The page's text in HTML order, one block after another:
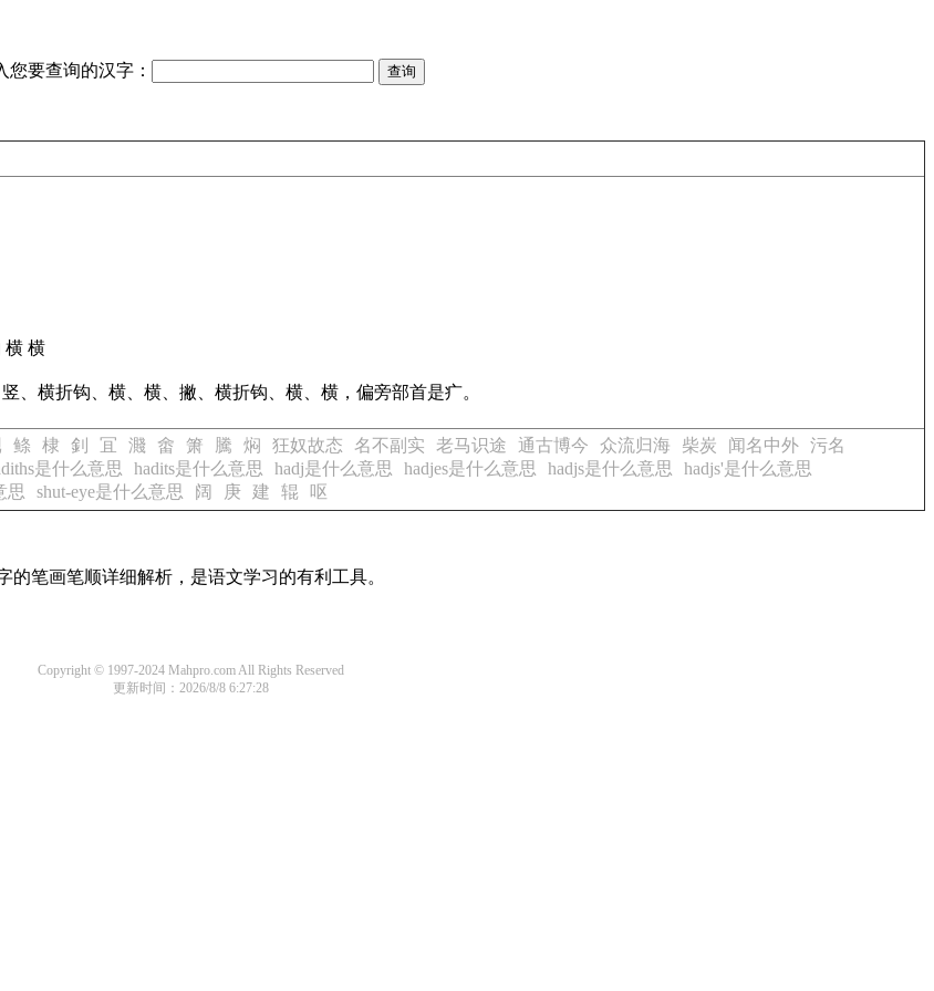
您要查询的汉字：
横 横
、横折钩、横、横、撇、横折钩、横、横，偏旁部首是疒。
鲦 棣 釗 冝 濺 畬 箫 騰 焖 狂奴故态 名不副实 老马识途 通古博今 众流归海 柴炭 闻名中外 污名
是什么意思 hadits是什么意思 hadj是什么意思 hadjes是什么意思 hadjs是什么意思
hadjs'是什么意思
思 shut-eye是什么意思 阔 庚 建 辊 呕
笔画笔顺详细解析，是语文学习的有利工具。
Copyright © 1997-2024 Mahpro.com All Rights Reserved
更新时间：2026/8/8 6:27:28